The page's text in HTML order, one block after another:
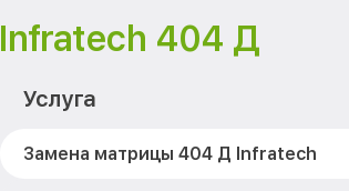
Infratech 404 Д
Услуга
Замена матрицы 404 Д Infratech